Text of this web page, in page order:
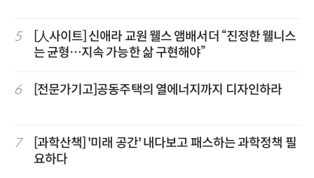
5
[人사이트] 신애라 교원 웰스 앰배서더 “진정한 웰니스
는 균형…지속 가능한 삶 구현해야”
6 [전문가기고]공동주택의 열에너지까지 디자인하라
7
[과학산책] '미래 공간' 내다보고 패스하는 과학정책 필
요하다